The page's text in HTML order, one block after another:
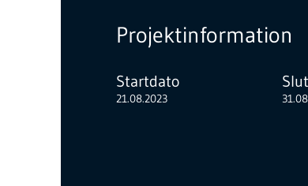
Projektinformation
Startdato
21.08.2023